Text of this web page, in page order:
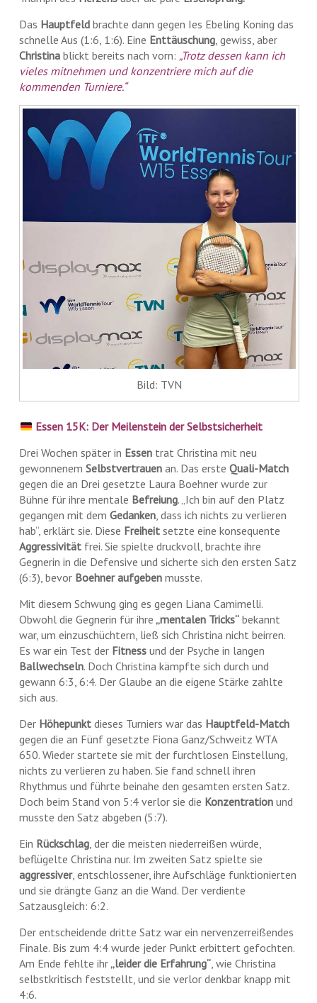
Das Hauptfeld brachte dann gegen Ies Ebeling Koning das
schnelle Aus (1:6, 1:6). Eine Enttäuschung , gewiss, aber
Christina blickt bereits nach vorn: „Trotz dessen kann ich
vieles mitnehmen und konzentriere mich auf die
kommenden Turniere.“
Bild: TVN
Essen 15K: Der Meilenstein der Selbstsicherheit
Drei Wochen später in Essen trat Christina mit neu
gewonnenemSelbstvertrauen an. Das ersteQuali-Match
gegen die an Drei gesetzte Laura Boehner wurde zur
Bühne für ihre mentale Befreiung. „Ich bin auf den Platz
gegangen mit demGedanken, dass ich nichts zu verlieren
hab“, erklärt sie. Diese Freiheit setzte eine konsequente
Aggressivität frei. Sie spielte druckvoll, brachte ihre
Gegnerin in die Defensive und sicherte sich den ersten Satz
(6:3), bevor Boehner aufgeben musste.
Mit diesem Schwung ging es gegen Liana Camimelli.
Obwohl die Gegnerin für ihre „mentalen Tricks“ bekannt
war, um einzuschüchtern, ließ sich Christina nicht beirren.
Es war ein Test der Fitness und der Psyche in langen
Ballwechseln. Doch Christina kämpfte sich durch und
gewann 6:3, 6:4. Der Glaube an die eigene Stärke zahlte
sich aus.
Der Höhepunkt dieses Turniers war das Hauptfeld-Match
gegen die an Fünf gesetzte Fiona Ganz/Schweitz WTA
650. Wieder startete sie mit der furchtlosen Einstellung,
nichts zu verlieren zu haben. Sie fand schnell ihren
Rhythmus und führte beinahe den gesamten ersten Satz.
Doch beim Stand von 5:4 verlor sie die Konzentration und
musste den Satz abgeben (5:7).
Ein Rückschlag, der die meisten niederreißen würde,
beflügelte Christina nur. Im zweiten Satz spielte sie
aggressiver, entschlossener, ihre Aufschläge funktionierten
und sie drängte Ganz an die Wand. Der verdiente
Satzausgleich: 6:2.
Der entscheidende dritte Satz war ein nervenzerreißendes
Finale. Bis zum 4:4 wurde jeder Punkt erbittert gefochten.
Am Ende fehlte ihr „leider die Erfahrung“, wie Christina
selbstkritisch feststellt, und sie verlor denkbar knapp mit
4:6.